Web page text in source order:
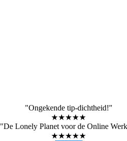
"Ongekende tip-dichtheid!"
★★★★★
"De Lonely Planet voor de Online
★★★★★